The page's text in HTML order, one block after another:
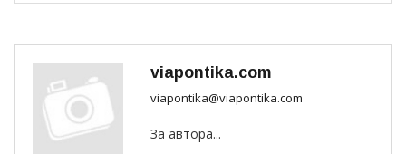
viapontika.com
viapontika@viapontika.com
За автора...